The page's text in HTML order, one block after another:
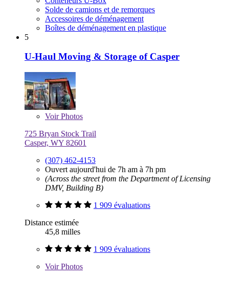
Solde de camions et de remorques
Accessoires de déménagement
Boîtes de déménagement en plastique
5
U-Haul Moving & Storage of Casper
VoirPhotos
725 Bryan Stock Trail
Casper, WY 82601
(307) 462-4153
Ouvert aujourd'hui de 7h am à 7h pm
(Across the street from the Department of Licensing
DMV, Building B)
1 909 évaluations
Distance estimée
45,8 milles
1 909 évaluations
VoirPhotos